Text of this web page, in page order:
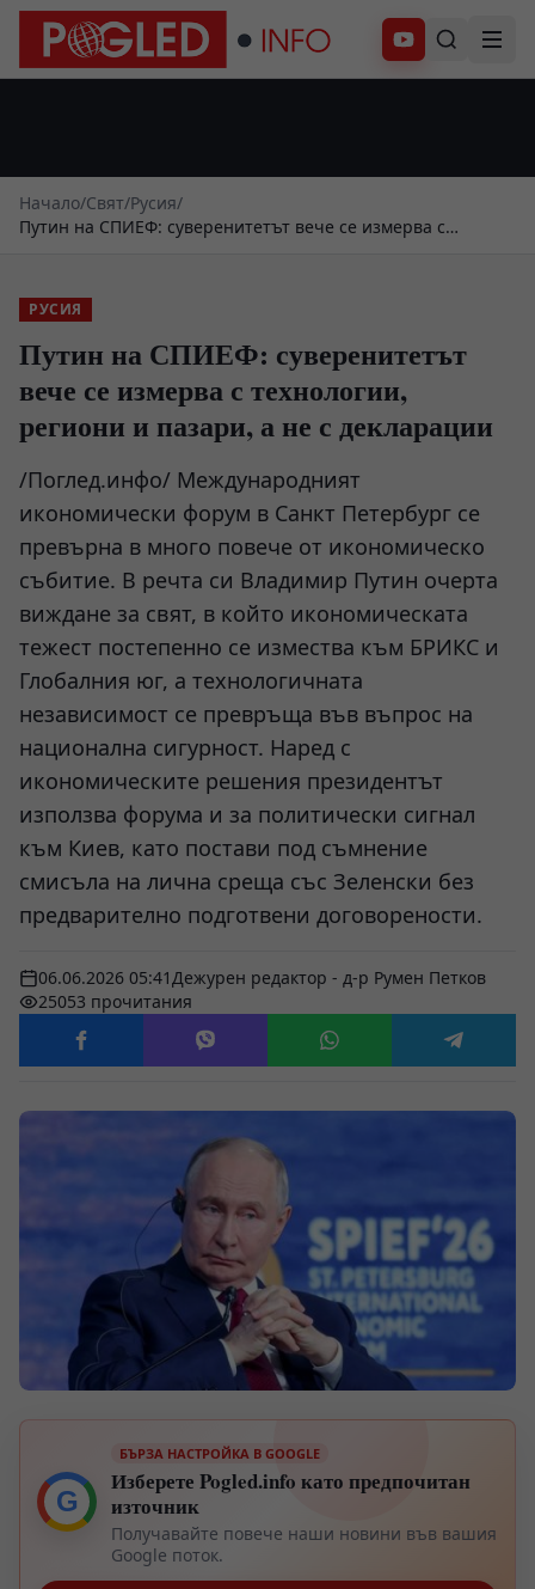
Абонирай се
Начало/Свят/Русия/
Путин на СПИЕФ: суверенитетът вече се измерва с
РУСИЯ
Путин на СПИЕФ: суверенитетът
вече се измерва с технологии,
региони и пазари, а не с декларации
/Поглед.инфо/ Международният
икономически форум в Санкт Петербург се
превърна в много повече от икономическо
събитие. В речта си Владимир Путин очерта
виждане за свят, в който икономическата
тежест постепенно се измества към БРИКС и
Глобалния юг, а технологичната
независимост се превръща във въпрос на
национална сигурност. Наред с
икономическите решения президентът
използва форума и за политически сигнал
към Киев, като постави под съмнение
смисъла на лична среща със Зеленски без
предварително подготвени договорености.
06.06.2026 05:41Дежурен редактор - д-р Румен Петков
25053 прочитания
G
БЪРЗА НАСТРОЙКА В GOOGLE
Изберете Pogled.info като предпочитан
източник
Получавайте повече наши новини във вашия
Google поток.